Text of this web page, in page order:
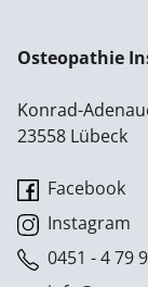
Osteopathie
Konrad-
23558 Lübeck
Facebook
Instagram
0451 - 4 79